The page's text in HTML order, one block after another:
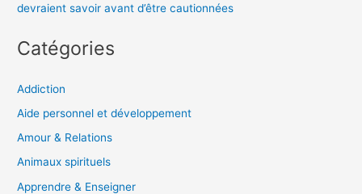
devraient savoir avant d’être cautionnées
Catégories
Addiction
Aide personnel et développement
Amour & Relations
Animaux spirituels
Apprendre & Enseigner